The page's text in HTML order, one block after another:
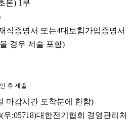
본) 1 부
직증명서 또는4대보험가입증명서
경우 저술 포함)
후 제출
마감시간 도착분에 한함)
(우:05718)대한전기협회 경영관리처